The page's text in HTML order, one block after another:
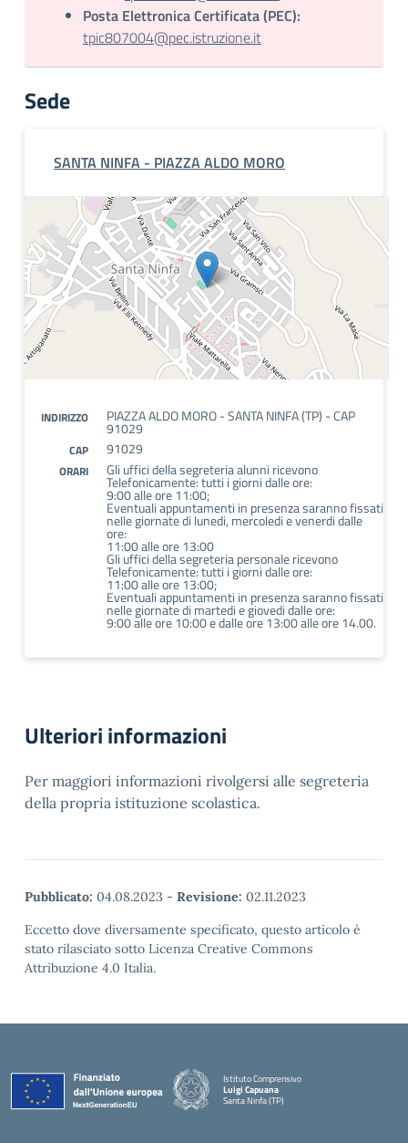
Posta Elettronica Certificata (PEC):
tpic807004@pec.istruzione.it
Sede
SANTA NINFA - PIAZZA ALDO MORO
INDIRIZZO PIAZZA ALDO MORO - SANTA NINFA (TP) - CAP
91029
CAP 91029
ORARI Gli uffici della segreteria alunni ricevono
Telefonicamente: tutti i giorni dalle ore:
9:00 alle ore 11:00;
Eventuali appuntamenti in presenza saranno fissati
nelle giornate di lunedi, mercoledi e venerdi dalle
ore:
11:00 alle ore 13:00
Gli uffici della segreteria personale ricevono
Telefonicamente: tutti i giorni dalle ore:
11:00 alle ore 13:00;
Eventuali appuntamenti in presenza saranno fissati
nelle giornate di martedi e giovedi dalle ore:
9:00 alle ore 10:00 e dalle ore 13:00 alle ore 14.00.
Ulteriori informazioni
Per maggiori informazioni rivolgersi alle segreteria
della propria istituzione scolastica.
Pubblicato: 04.08.2023 - Revisione: 02.11.2023
Eccetto dove diversamente specificato, questo articolo è
stato rilasciato sotto Licenza Creative Commons
Attribuzione 4.0 Italia.
Istituto Comprensivo
Luigi Capuana
Santa Ninfa (TP)